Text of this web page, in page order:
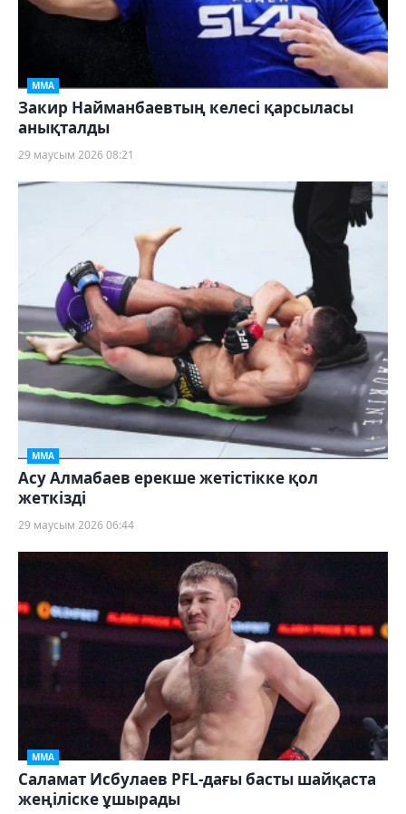
ММА
Закир Найманбаевтың келесі қарсыласы
анықталды
29 маусым 2026 08:21
ММА
Асу Алмабаев ерекше жетістікке қол
жеткізді
29 маусым 2026 06:44
ММА
Саламат Исбулаев PFL-дағы басты шайқаста
жеңіліске ұшырады